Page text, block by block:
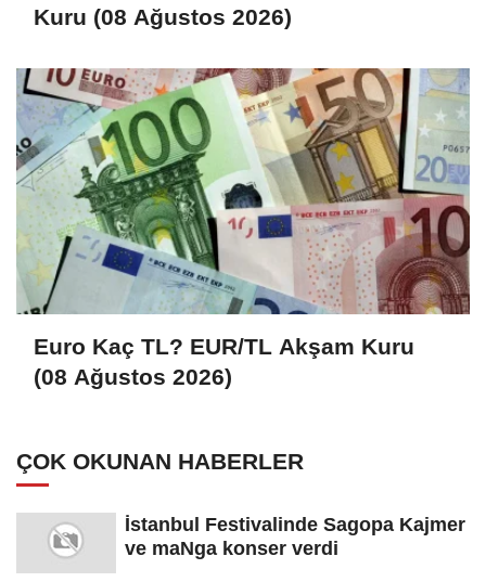
Kuru (08 Ağustos 2026)
Euro Kaç TL? EUR/TL Akşam Kuru
(08 Ağustos 2026)
ÇOK OKUNAN HABERLER
İstanbul Festivalinde Sagopa Kajmer
ve maNga konser verdi